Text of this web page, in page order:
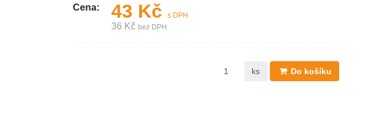
Cena: 43 Kč s DPH
36 Kč bez DPH
ks Do košíku